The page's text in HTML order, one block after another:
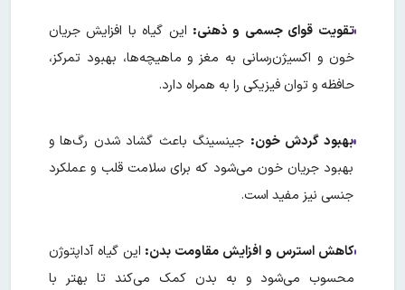
تقویت قوای جسمی و ذهنی: این گیاه با افزایش جریان
خون و اکسیژن‌رسانی به مغز و ماهیچه‌ها، بهبود تمرکز،
حافظه و توان فیزیکی را به همراه دارد.
بهبود گردش خون: جینسینگ باعث گشاد شدن رگ‌ها و
بهبود جریان خون می‌شود که برای سلامت قلب و عملکرد
جنسی نیز مفید است.
کاهش استرس و افزایش مقاومت بدن: این گیاه آداپتوژن
محسوب می‌شود و به بدن کمک می‌کند تا بهتر با